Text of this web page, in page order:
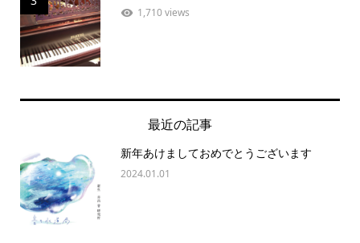
1,710 views
最近の記事
新年あけましておめでとうございます
2024.01.01